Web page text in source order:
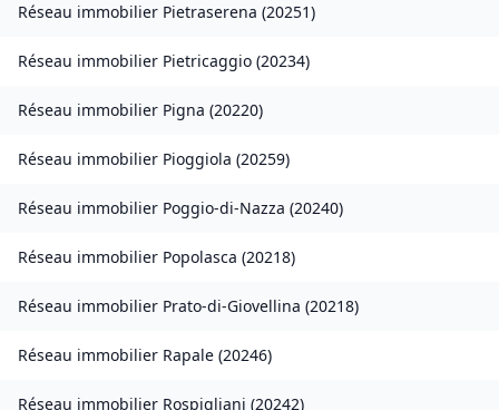
Réseau immobilier Pietraserena (20251)
Réseau immobilier Pietricaggio (20234)
Réseau immobilier Pigna (20220)
Réseau immobilier Pioggiola (20259)
Réseau immobilier Poggio-di-Nazza (20240)
Réseau immobilier Popolasca (20218)
Réseau immobilier Prato-di-Giovellina (20218)
Réseau immobilier Rapale (20246)
Réseau immobilier Rospigliani (20242)